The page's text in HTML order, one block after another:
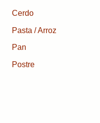
Cerdo
Pasta / Arroz
Pan
Postre